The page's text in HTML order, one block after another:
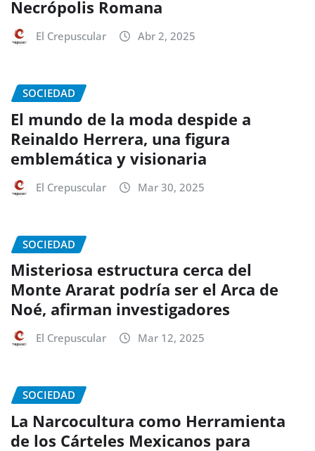
Necrópolis Romana
El Crepuscular Abr 2, 2025
SOCIEDAD
El mundo de la moda despide a
Reinaldo Herrera, una figura
emblemática y visionaria
El Crepuscular Mar 30, 2025
SOCIEDAD
Misteriosa estructura cerca del
Monte Ararat podría ser el Arca de
Noé, afirman investigadores
El Crepuscular Mar 12, 2025
SOCIEDAD
La Narcocultura como Herramienta
de los Cárteles Mexicanos para